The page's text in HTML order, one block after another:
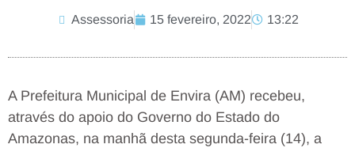
Assessoria 15 fevereiro, 2022 13:22
A Prefeitura Municipal de Envira (AM) recebeu,
através do apoio do Governo do Estado do
Amazonas, na manhã desta segunda-feira (14), a